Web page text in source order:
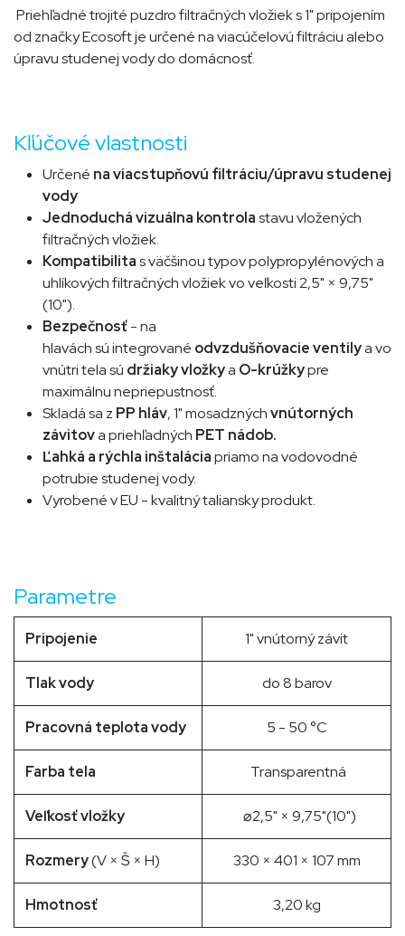
Priehľadné trojité puzdro filtračných vložiek s 1" pripojením
od značky Ecosoft je určené na viacúčelovú filtráciu alebo
úpravu studenej vody do domácnosť.
Kľúčové vlastnosti
Určené na viacstupňovú filtráciu/úpravu studenej
vody
Jednoduchá vizuálna kontrolastavu vložených
filtračných vložiek.
Kompatibilitas väčšinou typov polypropylénových a
uhlíkových filtračných vložiek vo veľkosti 2,5" × 9,75"
(10").
Bezpečnosť- na
hlavách sú integrované odvzdušňovacie ventilya vo
vnútri tela sú držiaky vložkya O-krúžkypre
maximálnu nepriepustnosť.
Skladá sa z PP hláv, 1" mosadznýchvnútorných
závitova priehľadných PET nádob.
Ľahká a rýchla inštaláciapriamo na vodovodné
potrubie studenej vody.
Vyrobené v EU - kvalitný taliansky produkt.
Parametre
Pripojenie 1" vnútorný závit
Tlak vody do 8 barov
Pracovná teplota vody 5 - 50 °C​
Farba tela Transparentná
Veľkosť vložky ⌀2,5" × 9,75"(10")
Rozmery(V × Š × H) 330 × 401 × 107 mm
Hmotnosť 3,20 kg